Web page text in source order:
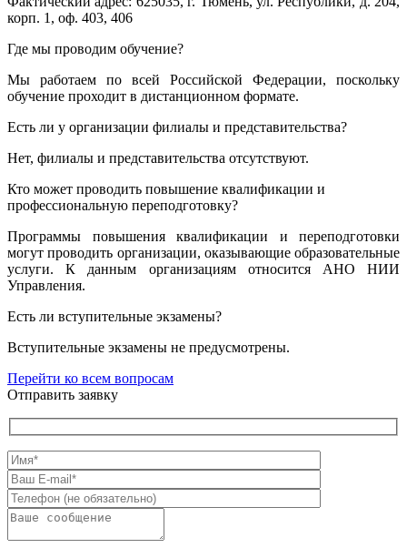
корп. 1, оф. 403, 406
Где мы проводим обучение?
Мы работаем по всей Российской Федерации, поскольку
обучение проходит в дистанционном формате.
Есть ли у организации филиалы и представительства?
Нет, филиалы и представительства отсутствуют.
Кто может проводить повышение квалификации и
профессиональную переподготовку?
Программы повышения квалификации и переподготовки
могут проводить организации, оказывающие образовательные
услуги. К данным организациям относится АНО НИИ
Управления.
Есть ли вступительные экзамены?
Вступительные экзамены не предусмотрены.
Перейти ко всем вопросам
Отправить заявку